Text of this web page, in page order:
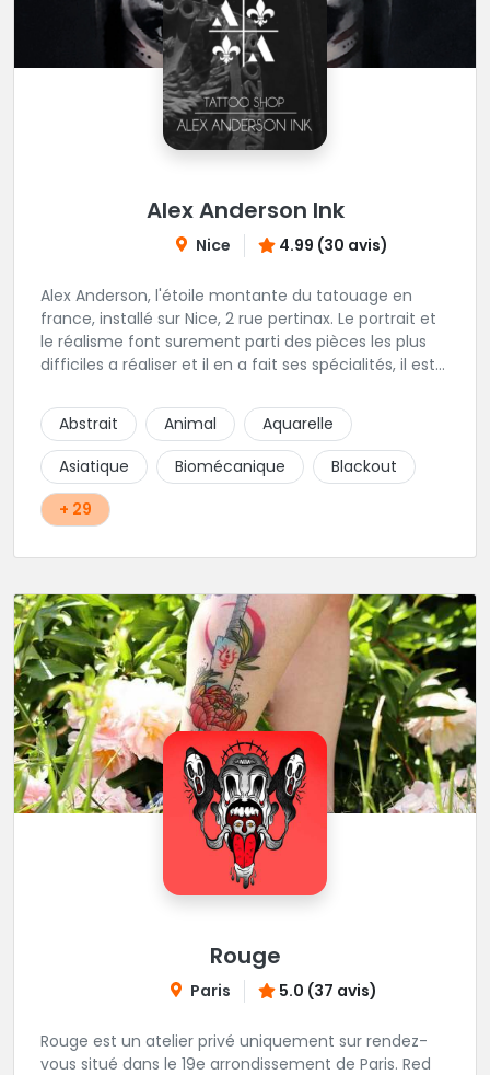
Alex Anderson Ink
Nice 4.99 (30 avis)
Alex Anderson, l'étoile montante du tatouage en
france, installé sur Nice, 2 rue pertinax. Le portrait et
le réalisme font surement parti des pièces les plus
difficiles a réaliser et il en a fait ses spécialités, il est
religieux ou du chicanos. Romain son frère sera vous
combler par sa finesse pour des pièces comme le
mandala, l'ornemental ou la calligraphie pour le
bonheur des futurs tatoués. Il y a aussi Léa, Maureen,
Fat, Tom, Sento, Lily, des artistes hors normes. Il n'y a
qu'à regarder les pièces sélectionnées ici pour
Abstrait Animal
Aquarelle
Asiatique
Biomécanique
Blackout
+ 29
Rouge
Paris 5.0 (37 avis)
Rouge est un atelier privé uniquement sur rendez-
vous situé dans le 19e arrondissement de Paris. Red